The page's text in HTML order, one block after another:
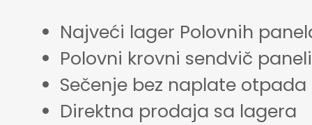
Najveći lager Polovnih
Polovni krovni sendvič
Sečenje bez naplate otpada
Direktna prodaja sa lagera